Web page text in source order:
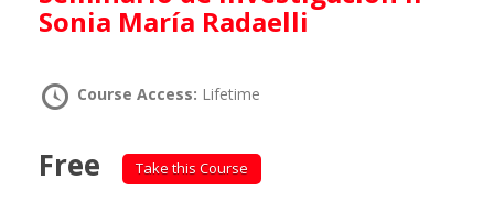
Sonia María Radaelli
Course Access: Lifetime
Free Take this Course